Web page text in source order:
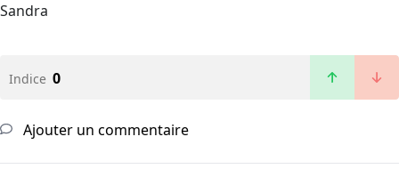
Sandra
Indice 0
Ajouter un commentaire